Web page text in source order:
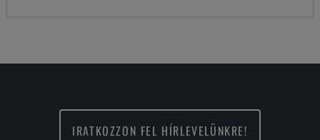
IRATKOZZON FEL HÍRLEVELÜNKRE!